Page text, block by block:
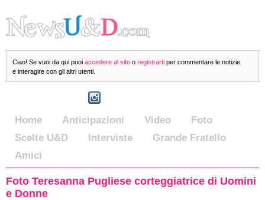
Ciao! Se vuoi da qui puoi accedere al sito o registrarti per commentare le notizie
e interagire con gli altri utenti.
Home Anticipazioni Video
Foto
Scelte U&D
Interviste
Grande Fratello
Amici
Foto Teresanna Pugliese corteggiatrice di Uomini
e Donne